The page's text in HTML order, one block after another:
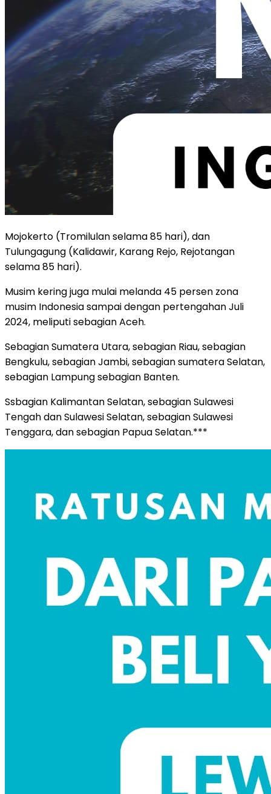
Mojokerto (Tromilulan selama 85 hari), dan
Tulungagung (Kalidawir, Karang Rejo, Rejotangan
selama 85 hari).
Musim kering juga mulai melanda 45 persen zona
musim Indonesia sampai dengan pertengahan Juli
2024, meliputi sebagian Aceh.
Sebagian Sumatera Utara, sebagian Riau, sebagian
Bengkulu, sebagian Jambi, sebagian sumatera Selatan,
sebagian Lampung sebagian Banten.
Ssbagian Kalimantan Selatan, sebagian Sulawesi
Tengah dan Sulawesi Selatan, sebagian Sulawesi
Tenggara, dan sebagian Papua Selatan.***